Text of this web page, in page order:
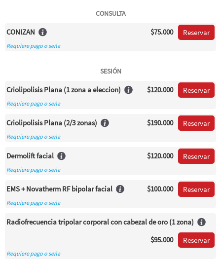
CONSULTA
CONIZAN $75.000 Reservar
Requiere pago o seña
SESIÓN
Criolipolisis Plana (1 zona a eleccion) $120.000 Reservar
Requiere pago o seña
Criolipolisis Plana (2/3 zonas) $190.000 Reservar
Requiere pago o seña
Dermolift facial $120.000 Reservar
Requiere pago o seña
EMS + Novatherm RF bipolar facial $100.000 Reservar
Requiere pago o seña
Radiofrecuencia tripolar corporal con cabezal de oro (1 zona)
$95.000
Reservar
Requiere pago o seña